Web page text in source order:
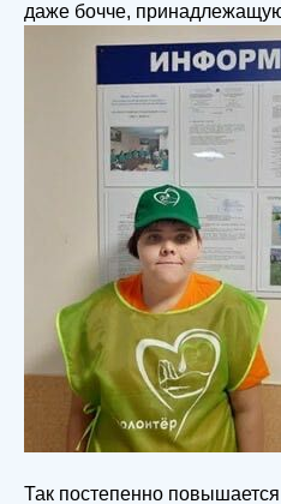
даже бочче,
Так постепенно